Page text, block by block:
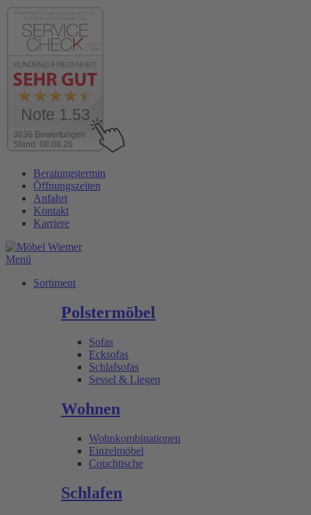
3636 Bewertungen
Stand: 08.08.26
Note 1.53
Inhalt
wechseln
Beratungstermin
Öffnungszeiten
Anfahrt
Kontakt
Karriere
Menü
Sortiment
Polstermöbel
Sofas
Ecksofas
Schlafsofas
Sessel & Liegen
Wohnen
Wohnkombinationen
Einzelmöbel
Couchtische
Schlafen